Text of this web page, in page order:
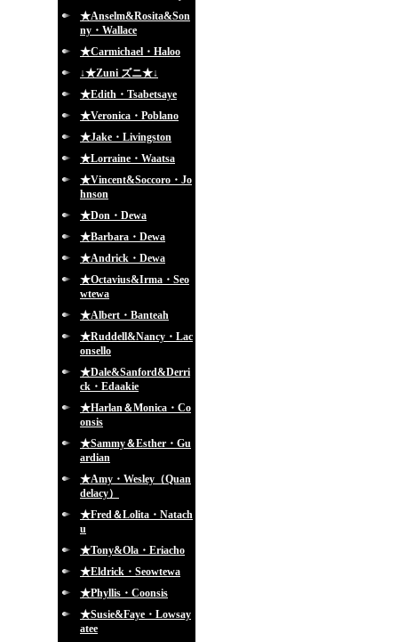
★Anselm&Rosita&Son
ny・Wallace
★Carmichael・Haloo
↓★Zuni ズニ★↓
★Edith・Tsabetsaye
★Veronica・Poblano
★Jake・Livingston
★Lorraine・Waatsa
★Vincent&Soccoro・Jo
hnson
★Don・Dewa
★Barbara・Dewa
★Andrick・Dewa
★Octavius&Irma・Seo
wtewa
★Albert・Banteah
★Ruddell&Nancy・Lac
onsello
★Dale&Sanford&Derri
ck・Edaakie
★Harlan＆Monica・Co
onsis
★Sammy＆Esther・Gu
ardian
★Amy・Wesley（Quan
delacy）
★Fred＆Lolita・Natach
u
★Tony&Ola・Eriacho
★Eldrick・Seowtewa
★Phyllis・Coonsis
★Susie&Faye・Lowsay
atee